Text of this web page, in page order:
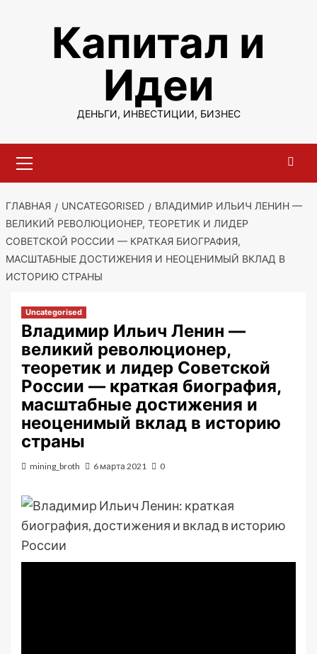
содержимомуКапитал и
Идеи
ДЕНЬГИ, ИНВЕСТИЦИИ, БИЗНЕС
меню
ГЛАВНАЯ UNCATEGORISED
ВЛАДИМИР ИЛЬИЧ ЛЕНИН —
ВЕЛИКИЙ РЕВОЛЮЦИОНЕР, ТЕОРЕТИК И ЛИДЕР
СОВЕТСКОЙ РОССИИ — КРАТКАЯ БИОГРАФИЯ,
МАСШТАБНЫЕ ДОСТИЖЕНИЯ И НЕОЦЕНИМЫЙ ВКЛАД В
ИСТОРИЮ СТРАНЫ
Uncategorised
Владимир Ильич Ленин —
великий революционер,
теоретик и лидер Советской
России — краткая биография,
масштабные достижения и
неоценимый вклад в историю
страны
mining_broth 6 марта 2021 0